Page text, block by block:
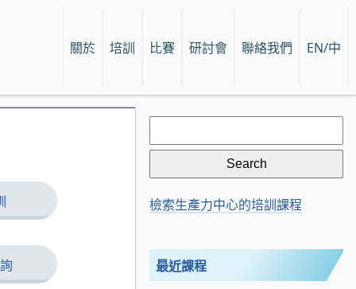
關於 培訓 比賽 研討會 聯絡我們 EN/中
Search
for:
檢索生產力中心的培訓課程
最近課程